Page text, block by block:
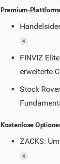
Premium-
4
FINVIZ
erweiterte
Stock
Kostenlose
ZACKS:
4